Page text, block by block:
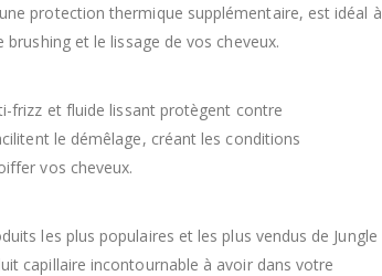
protection thermique supplémentaire, est idéal à
brushing et le lissage de vos cheveux.
frizz et fluide lissant protègent contre
le démêlage, créant les conditions
vos cheveux.
les plus populaires et les plus vendus de Jungle
capillaire incontournable à avoir dans votre